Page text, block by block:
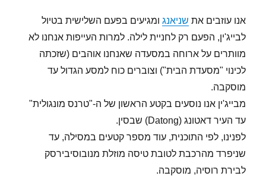
אנו עוזבים את שניאנג ומגיעים בפעם השלישית בטיול
לבייג'ין, הפעם רק לחניית לילה. למרות העייפות אנחנו לא
מוותרים על ארוחה במסעדה שאנחנו אוהבים (שזכתה
לכינוי "מסעדת הבית") וצוברים כוח למסע הגדול עד
מוסקבה.
מבייג'ין אנו נוסעים בקטע הראשון של ה-"טרנס מונגולית"
עד העיר דאטונג (Datong) שבסין.
לפנינו, לפי התוכנית, עוד מספר קטעים במסילה, עד
שניפרד מהרכבת לטובת טיסה מוזלת מנובוסיבירסק
לבירת רוסיה, מוסקבה.